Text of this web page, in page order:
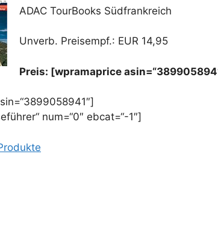
ADAC TourBooks Südfrankreich
Unverb. Preisempf.: EUR 14,95
Preis: [wpramaprice
num=“0″ ebcat=“-1″]